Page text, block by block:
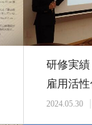
研修実績
雇用活
『ビジ
2024.05.30